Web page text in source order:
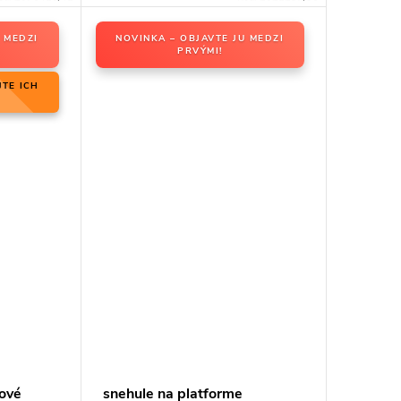
ICH
NOVINKA – OBJAVTE JU MEDZI
PRVÝMI!
snehule na platforme